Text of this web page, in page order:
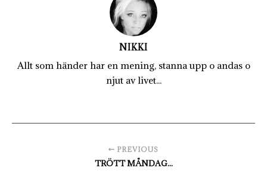
NIKKI
Allt som händer har en mening, stanna upp o andas o
njut av livet...
PREVIOUS
TRÖTT MÅNDAG...